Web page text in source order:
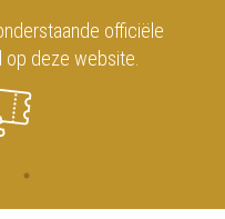
officiële
op deze website.